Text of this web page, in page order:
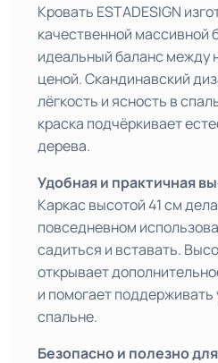
Кровать ESTADESIGN
качественной массивной
идеальный баланс между
ценой. Скандинавский
лёгкость и ясность в
краска подчёркивает
дерева.
Удобная и практичная
Каркас высотой 41 см
повседневном
садиться и вставать.
открывает
и помогает поддерживать
спальне.
Безопасно и полезно